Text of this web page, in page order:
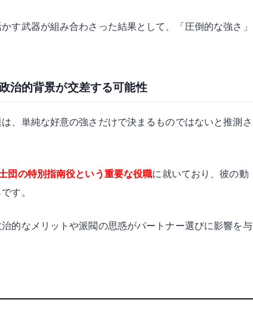
す武器が組み合わさった結果として、「圧倒的な強さ」
治的背景が交差する可能性
、単純な好意の強さだけで決まるものではないと推測さ
団の特別指南役という重要な役職に就いており、彼の動
す。
的なメリットや派閥の思惑がパートナー選びに影響を与